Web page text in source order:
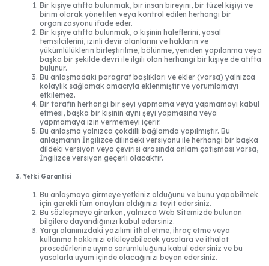
Bir kişiye atıfta bulunmak, bir insan bireyini, bir tüzel kişiyi ve
birim olarak yönetilen veya kontrol edilen herhangi bir
organizasyonu ifade eder.
Bir kişiye atıfta bulunmak, o kişinin haleflerini, yasal
temsilcilerini, izinli devir alanlarını ve hakların ve
yükümlülüklerin birleştirilme, bölünme, yeniden yapılanma veya
başka bir şekilde devri ile ilgili olan herhangi bir kişiye de atıfta
bulunur.
Bu anlaşmadaki paragraf başlıkları ve ekler (varsa) yalnızca
kolaylık sağlamak amacıyla eklenmiştir ve yorumlamayı
etkilemez.
Bir tarafın herhangi bir şeyi yapmama veya yapmamayı kabul
etmesi, başka bir kişinin aynı şeyi yapmasına veya
yapmamaya izin vermemeyi içerir.
Bu anlaşma yalnızca çokdilli bağlamda yapılmıştır. Bu
anlaşmanın İngilizce dilindeki versiyonu ile herhangi bir başka
dildeki versiyon veya çevirisi arasında anlam çatışması varsa,
İngilizce versiyon geçerli olacaktır.
3. Yetki Garantisi
Bu anlaşmaya girmeye yetkiniz olduğunu ve bunu yapabilmek
için gerekli tüm onayları aldığınızı teyit edersiniz.
Bu sözleşmeye girerken, yalnızca Web Sitemizde bulunan
bilgilere dayandığınızı kabul edersiniz.
Yargı alanınızdaki yazılımı ithal etme, ihraç etme veya
kullanma hakkınızı etkileyebilecek yasalara ve ithalat
prosedürlerine uyma sorumluluğunu kabul edersiniz ve bu
yasalarla uyum içinde olacağınızı beyan edersiniz.